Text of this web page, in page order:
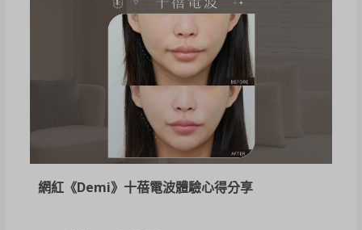
網紅《Demi》十蓓電波體驗心得分享